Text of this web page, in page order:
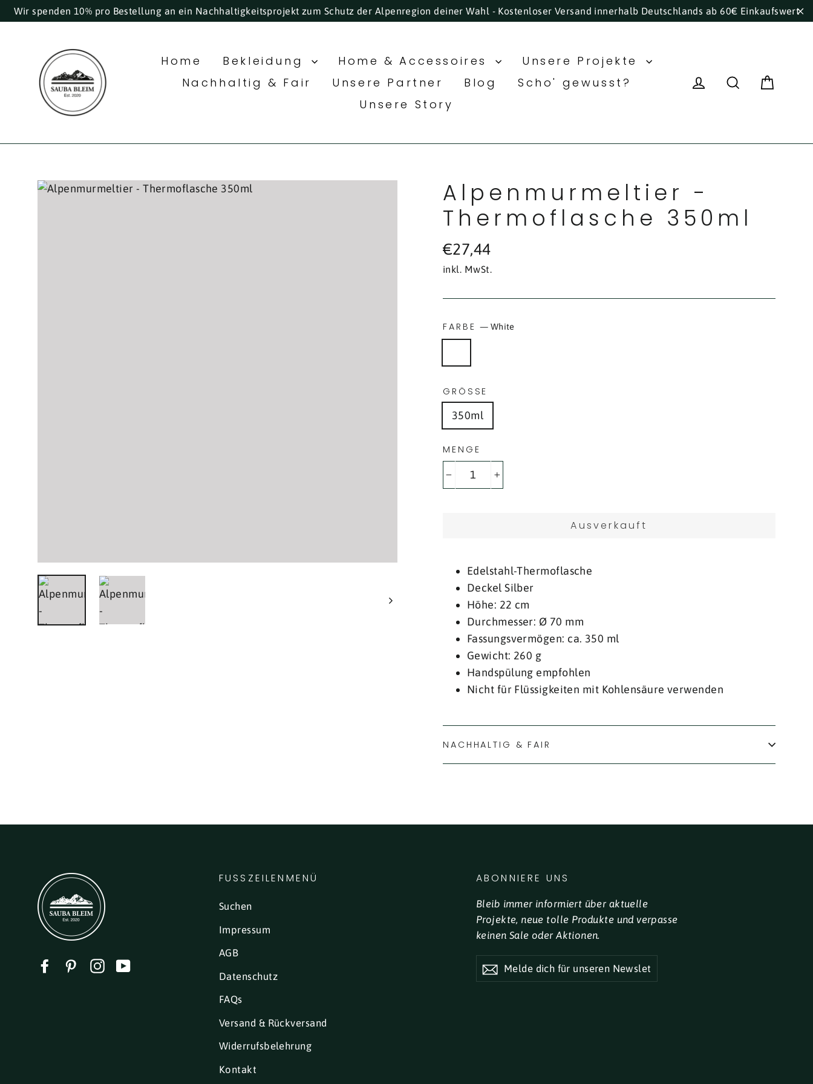
Direkt
zum
Wir spenden 10% pro Bestellung an ein Nachhaltigkeitsprojekt zum Schutz der Alpenregion deiner Wahl - Kostenloser Versand innerhalb Deutschlands ab 60€ Einkaufswert
Home Bekleidung Home & Accessoires
Unsere Projekte
Nachhaltig & Fair
Unsere Partner Blog
Scho' gewusst?
Unsere Story
Einloggen
Suche
Alpenmurmeltier -
Thermoflasche 350ml
Normaler
Preis
€27,44
inkl. MwSt.
FARBE—White
GRÖSSE
350ml
MENGE
Ausverkauft
Edelstahl-Thermoflasche
Deckel Silber
Höhe: 22 cm
Durchmesser: Ø 70 mm
Fassungsvermögen: ca. 350 ml
Gewicht: 260 g
Handspülung empfohlen
Nicht für Flüssigkeiten mit Kohlensäure verwenden
NACHHALTIG & FAIR
FacebookPinterestInstagram
FUSSZEILENMENÜ
Suchen
Impressum
AGB
Datenschutz
FAQs
Versand & Rückversand
Widerrufsbelehrung
Kontakt
ABONNIERE UNS
Bleib immer informiert über aktuelle
Projekte, neue tolle Produkte und verpasse
keinen Sale oder Aktionen.
DICH
FÜR